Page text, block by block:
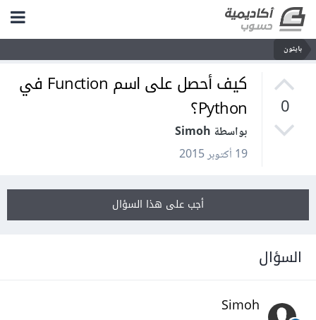
بايثون
0
كيف أحصل على اسم Function في
Python؟
بواسطة Simoh
19 أكتوبر 2015
أجب على هذا السؤال
السؤال
Simoh